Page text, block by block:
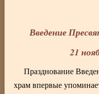
Введение
21
Празднование
храм впервые